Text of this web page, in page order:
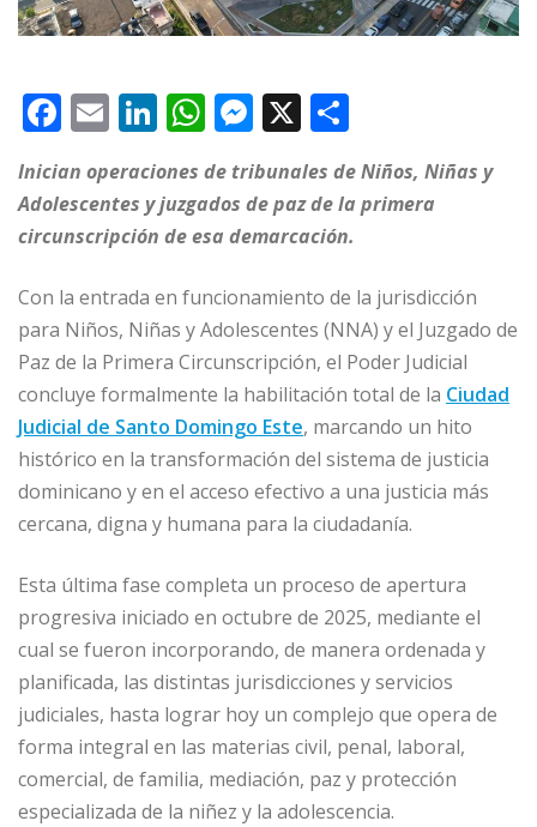
F
c
e
o
o
k
E
ai
l
Li
k
e
n
W
h
at
s
p
p
M
e
ss
e
g
e
r
X
o
m
p
ti
r
Inician operaciones de tribunales de Niños, Niñas y
Adolescentes y juzgados de paz de la primera
circunscripción de esa demarcación.
Con la entrada en funcionamiento de la jurisdicción
para Niños, Niñas y Adolescentes (NNA) y el Juzgado de
Paz de la Primera Circunscripción, el Poder Judicial
concluye formalmente la habilitación total de la Ciudad
Judicial de Santo Domingo Este, marcando un hito
histórico en la transformación del sistema de justicia
dominicano y en el acceso efectivo a una justicia más
cercana, digna y humana para la ciudadanía.
Esta última fase completa un proceso de apertura
progresiva iniciado en octubre de 2025, mediante el
cual se fueron incorporando, de manera ordenada y
planificada, las distintas jurisdicciones y servicios
judiciales, hasta lograr hoy un complejo que opera de
forma integral en las materias civil, penal, laboral,
comercial, de familia, mediación, paz y protección
especializada de la niñez y la adolescencia.